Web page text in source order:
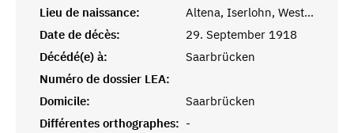
Lieu de naissance:
Altena, Iserlohn, Westfalen
Date de décès:
29. September 1918
Décédé(e) à:
Saarbrücken
Numéro de dossier LEA:
Domicile:
Saarbrücken
Différentes orthographes: -